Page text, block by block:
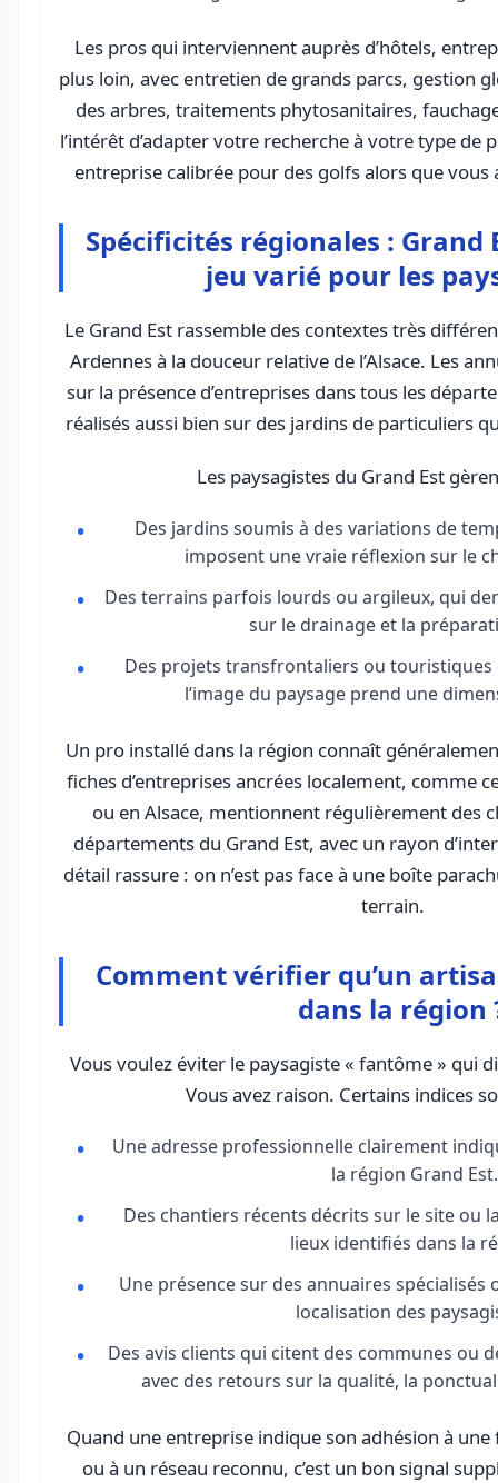
Les pros qui interviennent auprès d’hôtels,
plus loin, avec entretien de grands parcs, gestion
des arbres, traitements phytosanitaires,
l’intérêt d’adapter votre recherche à votre type de
entreprise calibrée pour des golfs alors que vous
Spécificités régionales : Grand
jeu varié pour les
Le Grand Est rassemble des contextes très
Ardennes à la douceur relative de l’Alsace. Les
sur la présence d’entreprises dans tous les
réalisés aussi bien sur des jardins de particuliers
Les paysagistes du Grand Est
Des jardins soumis à des variations de
imposent une vraie réflexion sur le
Des terrains parfois lourds ou argileux, qui
sur le drainage et la
Des projets transfrontaliers ou touristiques
l’image du paysage prend une
Un pro installé dans la région connaît
fiches d’entreprises ancrées localement, comme
ou en Alsace, mentionnent régulièrement des
départements du Grand Est, avec un rayon
détail rassure : on n’est pas face à une boîte
terrain.
Comment vérifier qu’un
dans la région
Vous voulez éviter le paysagiste « fantôme » qui
Vous avez raison. Certains indices
Une adresse professionnelle clairement
la région Grand Est.
Des chantiers récents décrits sur le site ou
lieux identifiés dans la
Une présence sur des annuaires spécialisés
localisation des
Des avis clients qui citent des communes ou
avec des retours sur la qualité, la
Quand une entreprise indique son adhésion à
ou à un réseau reconnu, c’est un bon signal